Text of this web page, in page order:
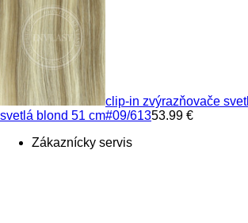
clip-in zvýrazňovače
svetlá blond 51 cm#09/61353.99 €
Zákaznícky servis